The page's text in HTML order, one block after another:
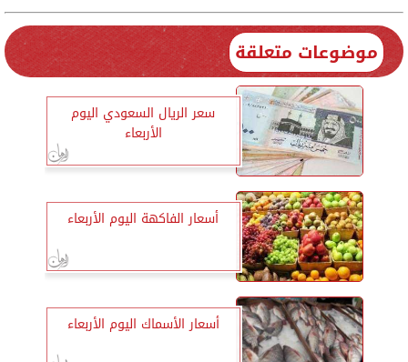
موضوعات متعلقة
سعر الريال السعودي اليوم
الأربعاء
أسعار الفاكهة اليوم الأربعاء
أسعار الأسماك اليوم الأربعاء